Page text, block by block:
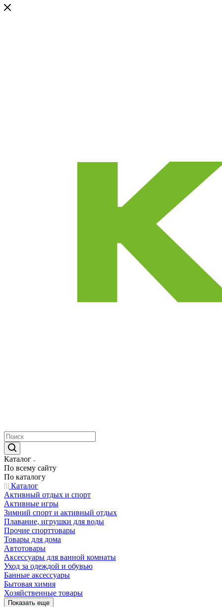
Каталог
По всему сайту
По каталогу
Каталог
Активный отдых и спорт
Активные игры
Зимний спорт и активный отдых
Плавание, игрушки для воды
Прочие спорттовары
Товары для дома
Автотовары
Аксессуары для ванной комнаты
Уход за одеждой и обувью
Банные аксессуары
Бытовая химия
Хозяйственные товары
Показать еще